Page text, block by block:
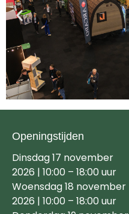
Openingstijden
Dinsdag 17 november
2026 | 10:00 – 18:00 uur
Woensdag 18 november
2026 | 10:00 – 18:00 uur